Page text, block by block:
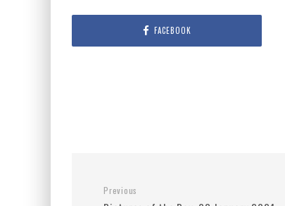
FACEBOOK
Previous